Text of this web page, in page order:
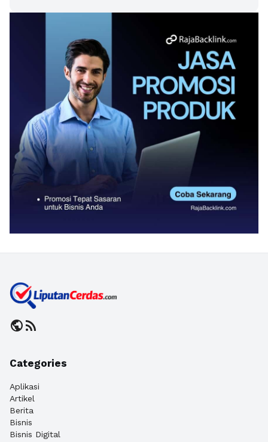
publicrss_feed
Categories
Aplikasi
Artikel
Berita
Bisnis
Bisnis Digital